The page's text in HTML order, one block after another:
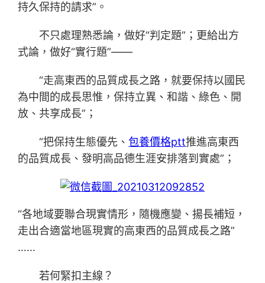
持久保持的請求”。
不只處理熟悉論，做好“判定題”；更給出方
式論，做好“實行題”——
“走高東西的品質成長之路，就要保持以國民
為中間的成長思惟，保持立異、和諧、綠色、開
放、共享成長”；
“把保持生態優先、包養價格ptt推進高東西
的品質成長、發明高品德生涯安排落到實處”；
“各地域要聯合現實情形，隨機應變、揚長補短，
走出合適當地區現實的高東西的品質成長之路”
……
若何緊扣主線？